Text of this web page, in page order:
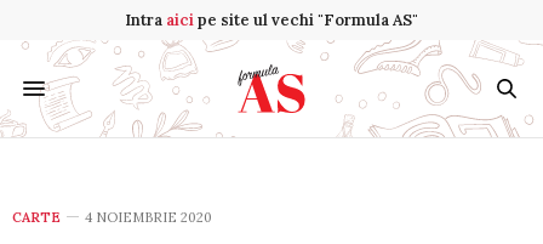
Intra aicipe site ul vechi "Formula AS"
CARTE 4 NOIEMBRIE 2020